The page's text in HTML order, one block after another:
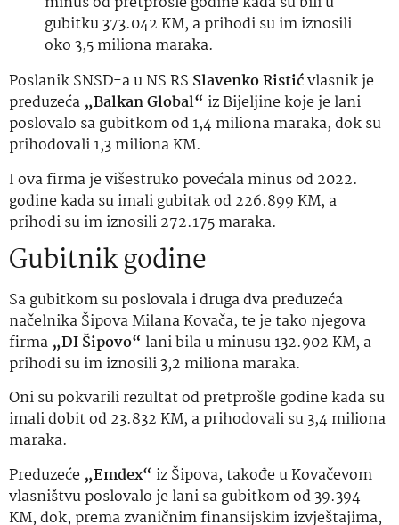
gubitku 373.042 KM, a prihodi su im iznosili
oko 3,5 miliona maraka.
Poslanik SNSD-a u NS RS Slavenko Ristićvlasnik je
preduzeća „Balkan Global“ iz Bijeljine koje je lani
poslovalo sa gubitkom od 1,4 miliona maraka, dok su
prihodovali 1,3 miliona KM.
I ova firma je višestruko povećala minus od 2022.
godine kada su imali gubitak od 226.899 KM, a
prihodi su im iznosili 272.175 maraka.
Gubitnik godine
Sa gubitkom su poslovala i druga dva preduzeća
načelnika Šipova Milana Kovača, te je tako njegova
firma „DI Šipovo“ lani bila u minusu 132.902 KM, a
prihodi su im iznosili 3,2 miliona maraka.
Oni su pokvarili rezultat od pretprošle godine kada su
imali dobit od 23.832 KM, a prihodovali su 3,4 miliona
maraka.
Preduzeće „Emdex“ iz Šipova, takođe u Kovačevom
vlasništvu poslovalo je lani sa gubitkom od 39.394
KM, dok, prema zvaničnim finansijskim izvještajima,